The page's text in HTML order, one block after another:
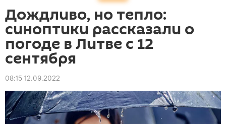
Дождливо, но тепло:
синоптики рассказали о
погоде в Литве с 12
сентября
08:15 12.09.2022